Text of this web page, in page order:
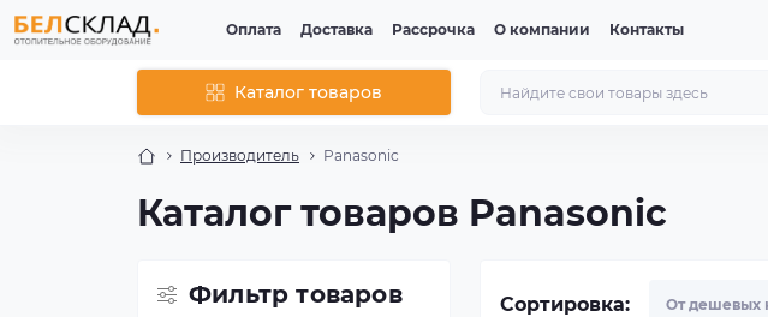
Оплата Доставка Рассрочка О компании Контакты
Каталог товаров
Производитель Panasonic
Каталог товаров Panasonic
Фильтр товаров Сортировка: